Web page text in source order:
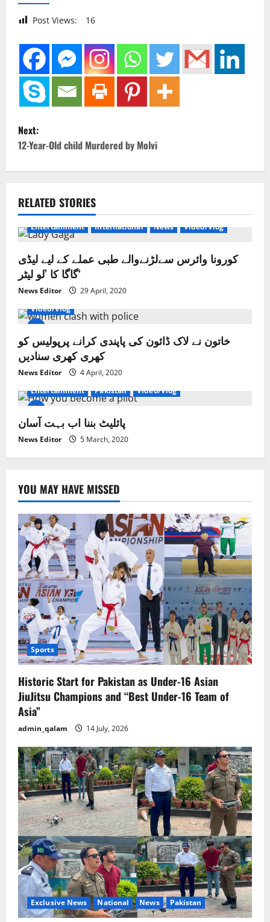
Post Views: 16
P
o
s
t
n
a
v
i
a
t
i
o
n
Next:
12-Year-Old child Murdered by Molvi
RELATED STORIES
Entertainment International News Video/Vlog
کورونا وائرس سےلڑنےوالے طبی عملے کے لیے لیڈی
گاگا کا ’لو لیٹر‘
News Editor 29 April, 2020
Crime/Courts Exclusive News
Video/Vlog
خاتون نے لاک ڈائون کی پاپندی کرانے پرپولیس کو
کھری کھری سنادیں
News Editor
4 April, 2020
Entertainment
Pakistan Video/Vlog
پائلیٹ بننا اب بہت آسان
News Editor 5 March, 2020
YOU MAY HAVE MISSED
Sports
Historic Start for Pakistan as Under-16 Asian
JiuJitsu Champions and “Best Under-16 Team of
Asia”
admin_qalam 14 July, 2026
Exclusive News National News Pakistan